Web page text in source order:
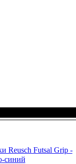
Reusch Futsal Grip -
синий